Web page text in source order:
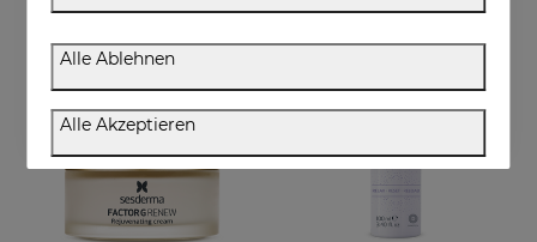
Alle Ablehnen
Alle Akzeptieren